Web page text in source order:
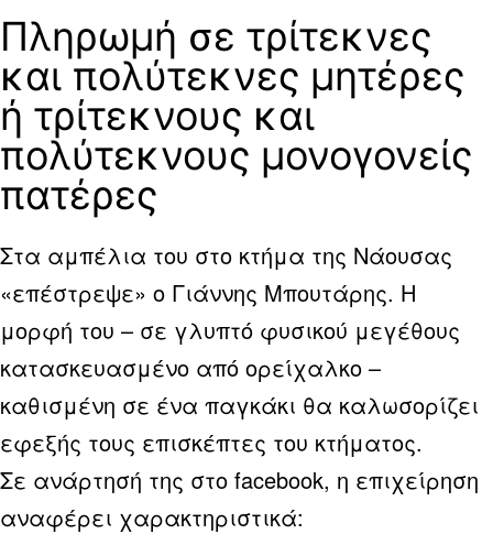
Πληρωμή σε τρίτεκνες
και πολύτεκνες μητέρες
ή τρίτεκνους και
πολύτεκνους μονογονείς
πατέρες
Στα αμπέλια του στο κτήμα της Νάουσας
«επέστρεψε» ο Γιάννης Μπουτάρης. Η
μορφή του – σε γλυπτό φυσικού μεγέθους
κατασκευασμένο από ορείχαλκο –
καθισμένη σε ένα παγκάκι θα καλωσορίζει
εφεξής τους επισκέπτες του κτήματος.
Σε ανάρτησή της στο facebook, η επιχείρηση
αναφέρει χαρακτηριστικά: